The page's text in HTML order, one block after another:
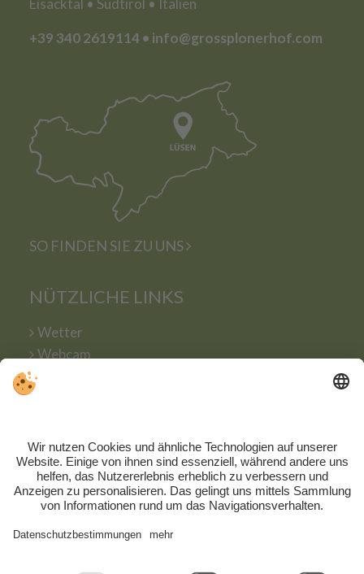
NÜTZLICHE LINKS
Wetter
Webcam
Wellness am Bauernhof
Angebote
Hofeigene Produkte
Eisacktal • Südtirol • Italien
+39 340 2619114• info@grossplonerhof.com
SO FINDEN SIE ZU UNS